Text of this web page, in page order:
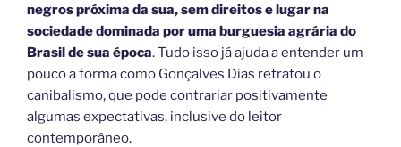
negros próxima da sua, sem direitos e lugar na
sociedade dominada por uma burguesia agrária do
Brasil de sua época. Tudo isso já ajuda a entender um
pouco a forma como Gonçalves Dias retratou o
canibalismo, que pode contrariar positivamente
algumas expectativas, inclusive do leitor
contemporâneo.